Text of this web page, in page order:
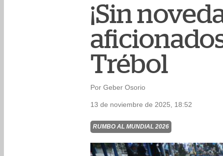
¡Sin
Trébol
Por Geber Osorio
13 de noviembre de 2025, 18:52
RUMBO AL MUNDIAL 2026